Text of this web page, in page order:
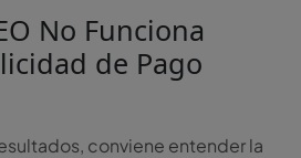
No Funciona
de Pago
conviene entender la